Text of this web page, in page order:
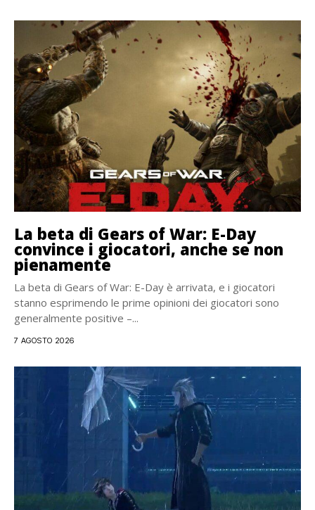
La beta di Gears of War: E-Day
convince i giocatori, anche se non
pienamente
La beta di Gears of War: E-Day è arrivata, e i giocatori
stanno esprimendo le prime opinioni dei giocatori sono
generalmente positive –...
7 AGOSTO 2026